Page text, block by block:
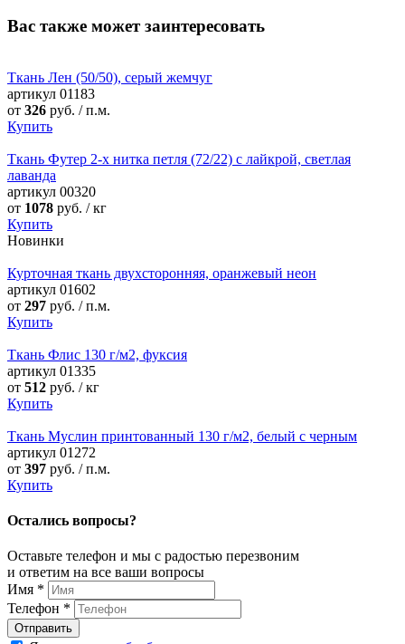
Вас также может заинтересовать
Ткань Лен (50/50), серый жемчуг
артикул 01183
от 326 руб. / п.м.
Купить
Ткань Футер 2-х нитка петля (72/22) с лайкрой, светлая
лаванда
артикул 00320
от 1078 руб. / кг
Купить
Новинки
Курточная ткань двухсторонняя, оранжевый неон
артикул 01602
от 297 руб. / п.м.
Купить
Ткань Флис 130 г/м2, фуксия
артикул 01335
от 512 руб. / кг
Купить
Ткань Муслин принтованный 130 г/м2, белый с черным
артикул 01272
от 397 руб. / п.м.
Купить
Остались вопросы?
Оставьте телефон и мы с радостью перезвоним
и ответим на все ваши вопросы
Имя *
Телефон *